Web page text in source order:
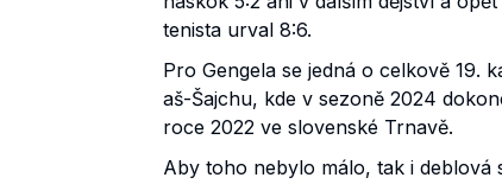
tenista urval 8:6.
Pro Gengela se jedná o celkově 19.
aš-Šajchu, kde v sezoně 2024
roce 2022 ve slovenské Trnavě.
Aby toho nebylo málo, tak i deblová